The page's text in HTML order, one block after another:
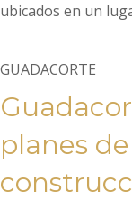
ubicados en un
GUADACORTE
planes